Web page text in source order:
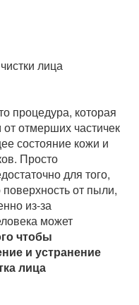
лица
процедура, которая
от отмерших частичек
состояние кожи и
Просто
для того,
от пыли,
из-за
может
чтобы
и устранение
лица